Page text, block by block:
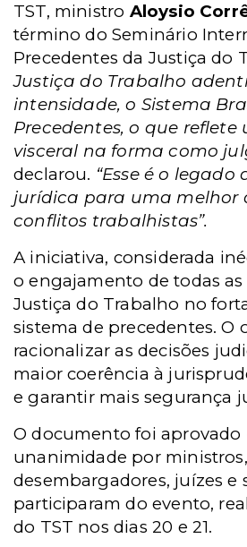
TST, ministro Aloysio
término do Seminário
Precedentes da Justiça do
Justiça do Trabalho
intensidade, o Sistema
Precedentes, o que
visceral na forma como
declarou. “Esse é o
jurídica para uma melhor
conflitos trabalhistas”.
A iniciativa, considerada
o engajamento de todas as
Justiça do Trabalho no
sistema de precedentes. O
racionalizar as decisões
maior coerência à
e garantir mais segurança
O documento foi aprovado
unanimidade por ministros,
desembargadores, juízes e
participaram do evento,
do TST nos dias 20 e 21.